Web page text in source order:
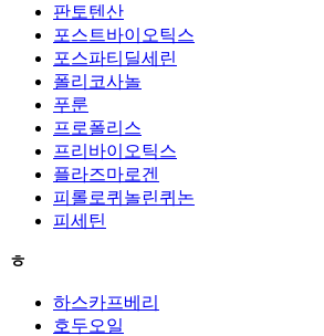
판토텐산
포스트바이오틱스
포스파티딜세린
폴리코사놀
푸룬
프로폴리스
프리바이오틱스
플라즈마로겐
피롤로퀴놀린퀴논
피세틴
ㅎ
하스카프베리
호두오일